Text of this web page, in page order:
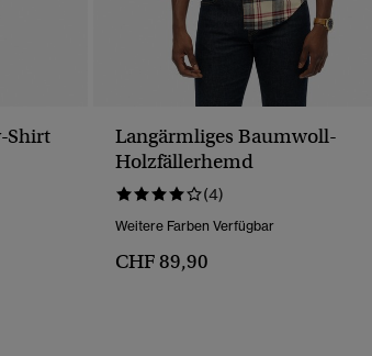
Shirt
Langärmliges Baumwoll-
Holzfällerhemd
(4)
Weitere Farben Verfügbar
CHF 89,90